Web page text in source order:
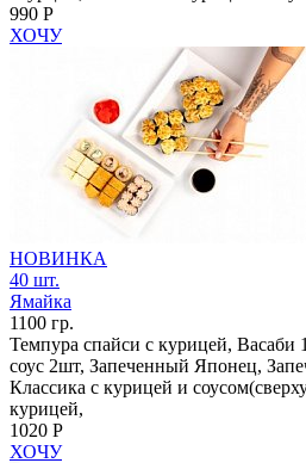
990 Р
ХОЧУ
НОВИНКА
40 шт.
Ямайка
1100 гр.
Темпура спайси с курицей,
соус 2шт, Запеченный Японец,
Классика с курицей и
курицей,
1020 Р
ХОЧУ